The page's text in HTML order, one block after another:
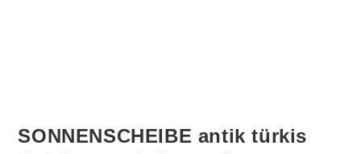
SONNENSCHEIBE antik türkis